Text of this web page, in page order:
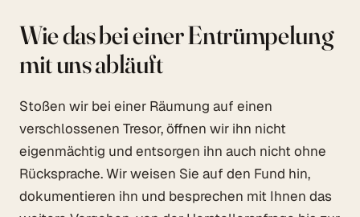
Wie das bei einer Entrümpelung
mit uns abläuft
Stoßen wir bei einer Räumung auf einen
verschlossenen Tresor, öffnen wir ihn nicht
eigenmächtig und entsorgen ihn auch nicht ohne
Rücksprache. Wir weisen Sie auf den Fund hin,
dokumentieren ihn und besprechen mit Ihnen das